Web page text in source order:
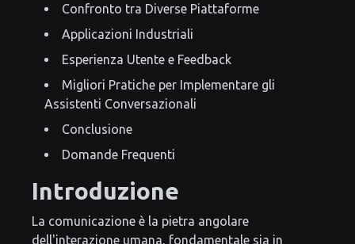
Confronto tra Diverse Piattaforme
Applicazioni Industriali
Esperienza Utente e Feedback
Migliori Pratiche per Implementare gli
Assistenti Conversazionali
Conclusione
Domande Frequenti
Introduzione
La comunicazione è la pietra angolare
dell'interazione umana, fondamentale sia in